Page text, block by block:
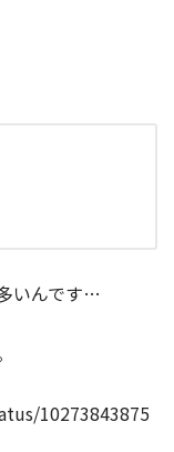
いんです…
10273843875